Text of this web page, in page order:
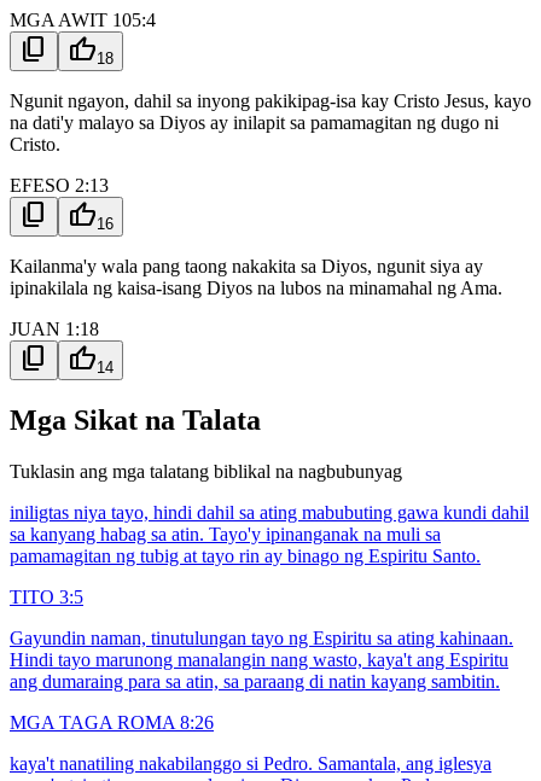
MGA AWIT 105:4
content_copy thumb_up18
Ngunit ngayon, dahil sa inyong pakikipag-isa kay Cristo Jesus, kayo
na dati'y malayo sa Diyos ay inilapit sa pamamagitan ng dugo ni
Cristo.
EFESO 2:13
content_copy thumb_up16
Kailanma'y wala pang taong nakakita sa Diyos, ngunit siya ay
ipinakilala ng kaisa-isang Diyos na lubos na minamahal ng Ama.
JUAN 1:18
content_copy thumb_up14
Mga Sikat na Talata
Tuklasin ang mga talatang biblikal na nagbubunyag
iniligtas niya tayo, hindi dahil sa ating mabubuting gawa kundi dahil
sa kanyang habag sa atin. Tayo'y ipinanganak na muli sa
pamamagitan ng tubig at tayo rin ay binago ng Espiritu Santo.
TITO 3:5
Gayundin naman, tinutulungan tayo ng Espiritu sa ating kahinaan.
Hindi tayo marunong manalangin nang wasto, kaya't ang Espiritu
ang dumaraing para sa atin, sa paraang di natin kayang sambitin.
MGA TAGA ROMA 8:26
kaya't nanatiling nakabilanggo si Pedro. Samantala, ang iglesya